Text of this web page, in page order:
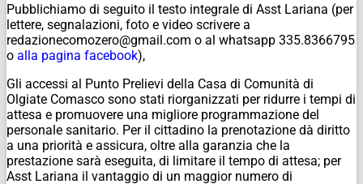
Pubblichiamo di seguito il testo integrale di Asst Lariana (per
lettere, segnalazioni, foto e video scrivere a
redazionecomozero@gmail.com o al whatsapp 335.8366795
o alla pagina facebook),
Gli accessi al Punto Prelievi della Casa di Comunità di
Olgiate Comasco sono stati riorganizzati per ridurre i tempi di
attesa e promuovere una migliore programmazione del
personale sanitario. Per il cittadino la prenotazione dà diritto
a una priorità e assicura, oltre alla garanzia che la
prestazione sarà eseguita, di limitare il tempo di attesa; per
Asst Lariana il vantaggio di un maggior numero di